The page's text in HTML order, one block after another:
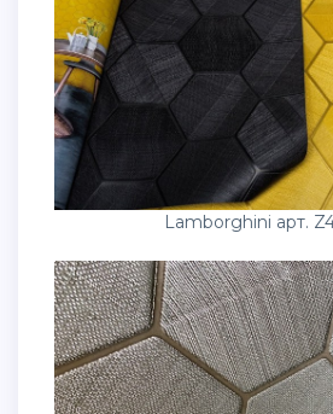
Lamborghini арт.